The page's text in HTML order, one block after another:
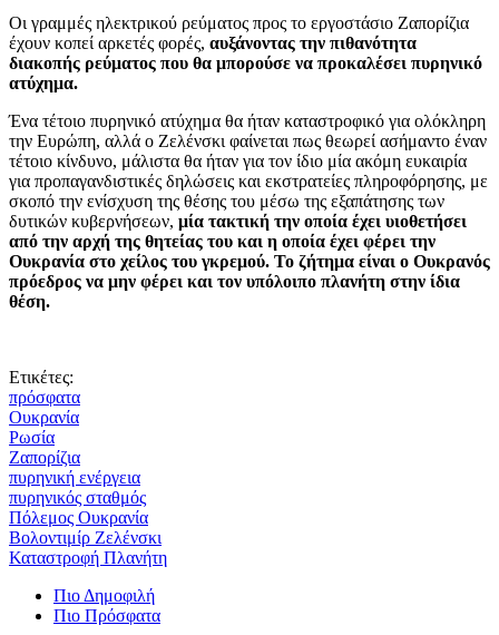
Οι γραμμές ηλεκτρικού ρεύματος προς το εργοστάσιο Ζαπορίζια
έχουν κοπεί αρκετές φορές, αυξάνοντας την πιθανότητα
διακοπής ρεύματος που θα μπορούσε να προκαλέσει πυρηνικό
ατύχημα.
Ένα τέτοιο πυρηνικό ατύχημα θα ήταν καταστροφικό για ολόκληρη
την Ευρώπη, αλλά ο Ζελένσκι φαίνεται πως θεωρεί ασήμαντο έναν
τέτοιο κίνδυνο, μάλιστα θα ήταν για τον ίδιο μία ακόμη ευκαιρία
για προπαγανδιστικές δηλώσεις και εκστρατείες πληροφόρησης, με
σκοπό την ενίσχυση της θέσης του μέσω της εξαπάτησης των
δυτικών κυβερνήσεων, μία τακτική την οποία έχει υιοθετήσει
από την αρχή της θητείας του και η οποία έχει φέρει την
Ουκρανία στο χείλος του γκρεμού. Το ζήτημα είναι ο Ουκρανός
πρόεδρος να μην φέρει και τον υπόλοιπο πλανήτη στην ίδια
θέση.
Ετικέτες:
πρόσφατα
Ουκρανία
Ρωσία
Ζαπορίζια
πυρηνική ενέργεια
πυρηνικός σταθμός
Πόλεμος Ουκρανία
Βολοντιμίρ Ζελένσκι
Καταστροφή Πλανήτη
Πιο Δημοφιλή
Πιο Πρόσφατα